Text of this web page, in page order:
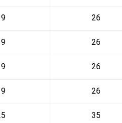
26
26
26
26
35